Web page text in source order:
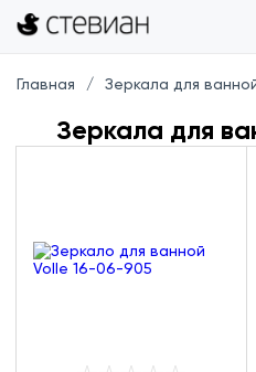
Главная Зеркала для
Зеркала для